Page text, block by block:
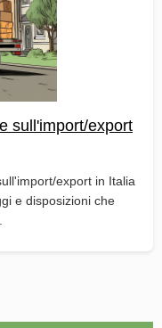
sull'import/export
export in Italia
e disposizioni che